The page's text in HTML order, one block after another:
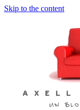
Skip to the content